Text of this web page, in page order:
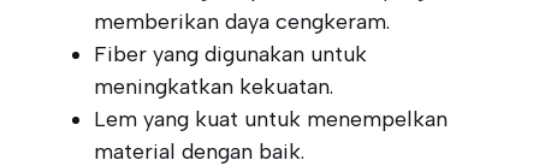
memberikan daya cengkeram.
Fiber yang digunakan untuk
meningkatkan kekuatan.
Lem yang kuat untuk menempelkan
material dengan baik.